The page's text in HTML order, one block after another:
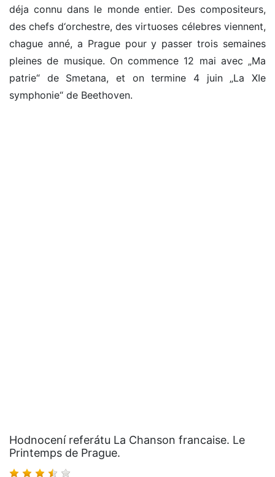
déja connu dans le monde entier. Des compositeurs,
des chefs d‘orchestre, des virtuoses célebres viennent,
chague anné, a Prague pour y passer trois semaines
pleines de musique. On commence 12 mai avec „Ma
patrie“ de Smetana, et on termine 4 juin „La XIe
symphonie“ de Beethoven.
Hodnocení referátu La Chanson francaise. Le
Printemps de Prague.